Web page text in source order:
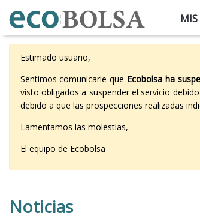
MIS
Estimado usuario,
Sentimos comunicarle que Ecobolsa ha
visto obligados a suspender el servicio
debido a que las prospecciones realizadas
Lamentamos las molestias,
El equipo de Ecobolsa
Noticias